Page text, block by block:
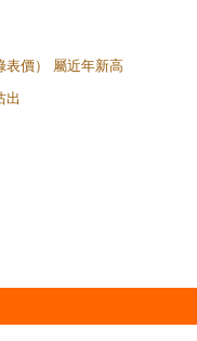
表價） 屬近年新高
出